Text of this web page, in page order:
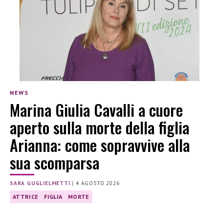
NEWS
Marina Giulia Cavalli a cuore
aperto sulla morte della figlia
Arianna: come sopravvive alla
sua scomparsa
SARA GUGLIELMETTI |4 AGOSTO 2026
ATTRICE FIGLIA MORTE